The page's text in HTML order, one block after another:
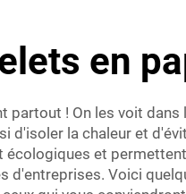
en
! On les voit
d'isoler la chaleur et
et
d'entreprises. Voici